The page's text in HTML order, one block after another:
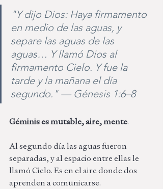
"Y dijo Dios: Haya firmamento
en medio de las aguas, y
separe las aguas de las
aguas… Y llamó Dios al
firmamento Cielo. Y fue la
tarde y la mañana el día
segundo." — Génesis 1:6–8
Géminis es mutable, aire, mente.
Al segundo día las aguas fueron
separadas, y al espacio entre ellas le
llamó Cielo. Es en el aire donde dos
aprenden a comunicarse.